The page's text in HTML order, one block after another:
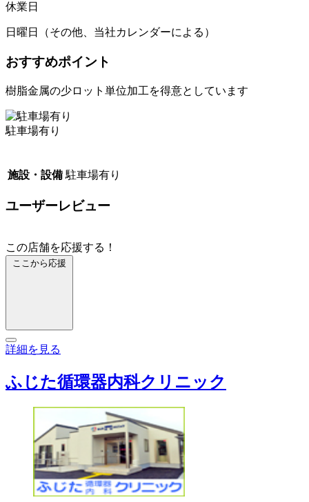
休業日
日曜日（その他、当社カレンダーによる）
おすすめポイント
樹脂金属の少ロット単位加工を得意としています
駐車場有り
施設・設備 駐車場有り
ユーザーレビュー
この店舗を応援する！
ここから応援
詳細を見る
ふじた循環器内科クリニック